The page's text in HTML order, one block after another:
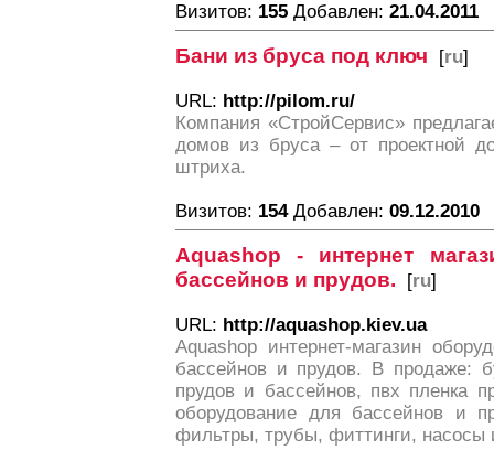
Визитов: 155 Добавлен: 21.04.2011
Бани из бруса под ключ [ru]
URL: http://pilom.ru/
Компания «СтройСервис»
домов из бруса – от проектной
штриха.
Визитов: 154Добавлен: 09.12.2010
Aquashop - интернет
бассейнов и прудов. [ru]
URL: http://aquashop.kiev.ua
Aquashop интернет-магазин
бассейнов и прудов. В продаже:
прудов и бассейнов, пвх пленка
оборудование для бассейнов и
фильтры, трубы, фиттинги, насосы